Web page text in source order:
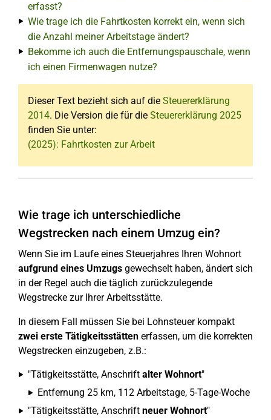
erfasst?
Wie trage ich die Fahrtkosten korrekt ein, wenn sich
die Anzahl meiner Arbeitstage ändert?
Bekomme ich auch die Entfernungspauschale, wenn
ich einen Firmenwagen nutze?
Dieser Text bezieht sich auf die Steuererklärung
2014. Die Version die für die Steuererklärung 2025
finden Sie unter:
(2025): Fahrtkosten zur Arbeit
Wie trage ich unterschiedliche
Wegstrecken nach einem Umzug ein?
Wenn Sie im Laufe eines Steuerjahres Ihren Wohnort
aufgrund eines Umzugs gewechselt haben, ändert sich
in der Regel auch die täglich zurückzulegende
Wegstrecke zur Ihrer Arbeitsstätte.
In diesem Fall müssen Sie bei Lohnsteuer kompakt
zwei erste Tätigkeitsstätten erfassen, um die korrekten
Wegstrecken einzugeben, z.B.:
"Tätigkeitsstätte, Anschrift alter Wohnort"
Entfernung 25 km, 112 Arbeitstage, 5-Tage-Woche
"Tätigkeitsstätte, Anschrift neuer Wohnort"